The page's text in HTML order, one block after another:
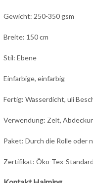
Gewicht: 250-350 gsm
Breite: 150 cm
Stil: Ebene
Einfarbige, einfarbig
Fertig: Wasserdicht, uli
Verwendung: Zelt,
Paket: Durch die Rolle oder
Zertifikat: Öko-Tex-Standard